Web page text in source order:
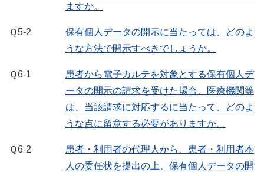
ますか。
Ｑ5-2
保有個人データの開示に当たっては、どのよ
うな方法で開示すべきでしょうか。
Ｑ6-1
患者から電子カルテを対象とする保有個人デ
ータの開示の請求を受けた場合、医療機関等
は、当該請求に対応するに当たって、どのよ
うな点に留意する必要がありますか。
Ｑ6-2
患者・利用者の代理人から、患者・利用者本
人の委任状を提出の上、保有個人データの開